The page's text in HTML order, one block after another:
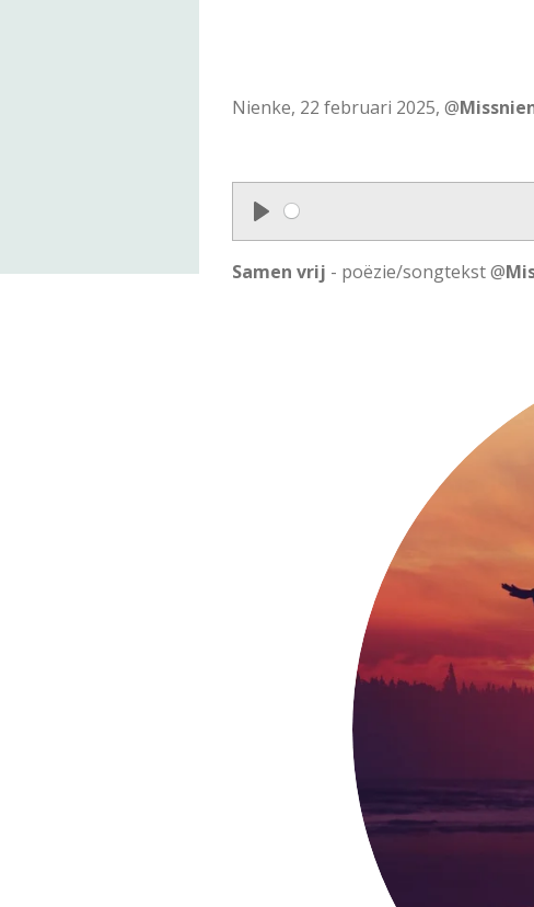
Nienke, 22 februari 2025, @
P
l
Samen vrij - poëzie/songtekst @